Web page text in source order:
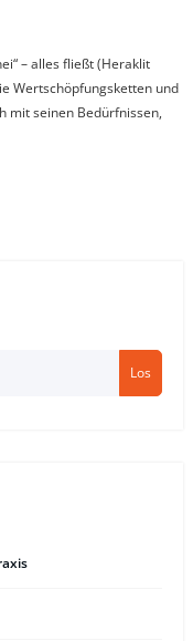
– alles fließt (Heraklit
Wertschöpfungsketten und
mit seinen Bedürfnissen,
Los